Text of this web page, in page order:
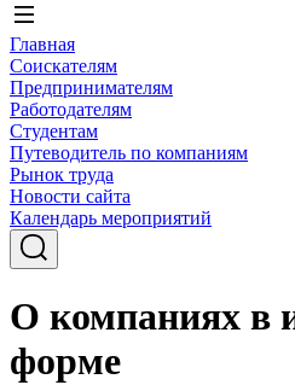
Главная
Соискателям
Предпринимателям
Работодателям
Студентам
Путеводитель по компаниям
Рынок труда
Новости сайта
Календарь мероприятий
О компаниях в
форме